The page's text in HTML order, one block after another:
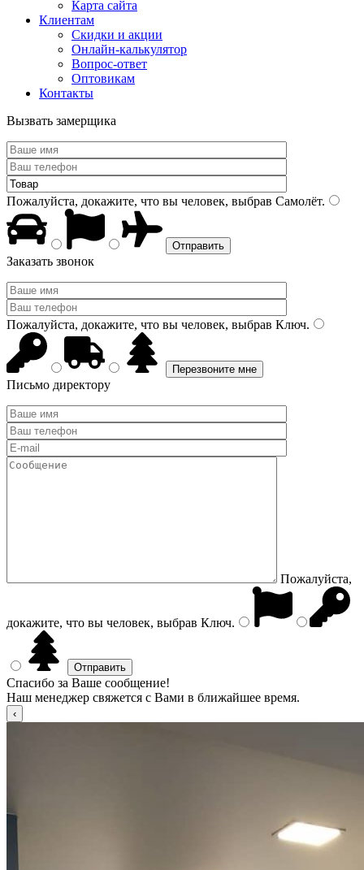
Карта сайта
Клиентам
Скидки и акции
Онлайн-калькулятор
Вопрос-ответ
Оптовикам
Контакты
Вызвать замерщика
Пожалуйста, докажите, что вы человек, выбрав Самолёт.
Заказать звонок
Пожалуйста, докажите, что вы человек, выбрав Ключ.
Письмо директору
Пожалуйста,
докажите, что вы человек, выбрав Ключ.
Спасибо за Ваше сообщение!
Наш менеджер свяжется с Вами в ближайшее время.